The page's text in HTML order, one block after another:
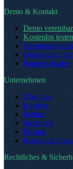
Demo & Kontakt
Demo
Kostenlos testen
Experten
Onboarding
Partnerschaften
Unternehmen
Über uns
Karriere
Partner
Sicherheit
Pricing
Return on
Rechtliches &